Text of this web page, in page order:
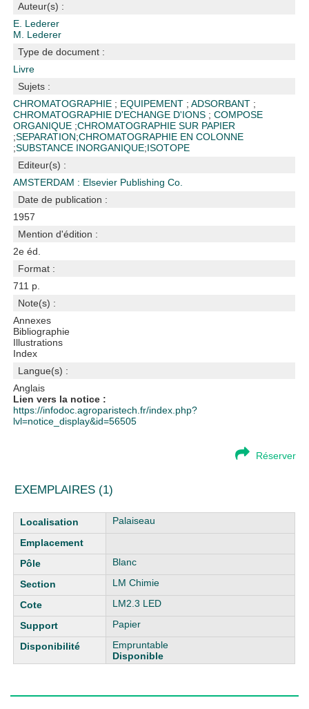
Auteur(s) :
E. Lederer
M. Lederer
Type de document :
Livre
Sujets :
CHROMATOGRAPHIE ; EQUIPEMENT ;ADSORBANT ;
CHROMATOGRAPHIE D'ECHANGE D'IONS ;COMPOSE
ORGANIQUE ;CHROMATOGRAPHIE SUR PAPIER
;SEPARATION;CHROMATOGRAPHIE EN COLONNE
;SUBSTANCE INORGANIQUE;ISOTOPE
Editeur(s) :
AMSTERDAM : Elsevier Publishing Co.
Date de publication :
1957
Mention d'édition :
2e éd.
Format :
711 p.
Note(s) :
Annexes
Bibliographie
Illustrations
Index
Langue(s) :
Anglais
Lien vers la notice :
https://infodoc.agroparistech.fr/index.php?
lvl=notice_display&id=56505
Réserver
EXEMPLAIRES (1)
Liste des exemplaires Palaiseau
Blanc
LM Chimie
LM2.3 LED
Papier
Empruntable
Disponible